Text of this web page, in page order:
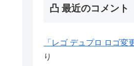
凸 最近のコメント
「レゴ デュプロ ロゴ変
り